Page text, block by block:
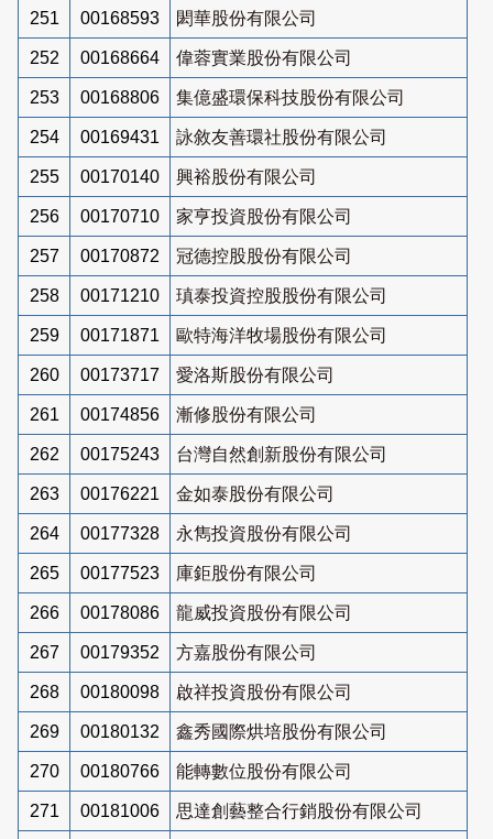
251 00168593 閎華股份有限公司
252 00168664 偉蓉實業股份有限公司
253 00168806 集億盛環保科技股份有限公司
254 00169431 詠敘友善環社股份有限公司
255 00170140 興裕股份有限公司
256 00170710 家亨投資股份有限公司
257 00170872 冠德控股股份有限公司
258 00171210 瑱泰投資控股股份有限公司
259 00171871 歐特海洋牧場股份有限公司
260 00173717 愛洛斯股份有限公司
261 00174856 漸修股份有限公司
262 00175243 台灣自然創新股份有限公司
263 00176221 金如泰股份有限公司
264 00177328 永雋投資股份有限公司
265 00177523 庫鉅股份有限公司
266 00178086 龍威投資股份有限公司
267 00179352 方嘉股份有限公司
268 00180098 啟祥投資股份有限公司
269 00180132 鑫秀國際烘培股份有限公司
270 00180766 能轉數位股份有限公司
271 00181006 思達創藝整合行銷股份有限公司